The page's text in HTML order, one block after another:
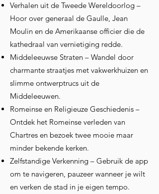
Verhalen uit de Tweede Wereldoorlog –
Hoor over generaal de Gaulle, Jean
Moulin en de Amerikaanse officier die de
kathedraal van vernietiging redde.
Middeleeuwse Straten – Wandel door
charmante straatjes met vakwerkhuizen en
slimme ontwerptrucs uit de
Middeleeuwen.
Romeinse en Religieuze Geschiedenis –
Ontdek het Romeinse verleden van
Chartres en bezoek twee mooie maar
minder bekende kerken.
Zelfstandige Verkenning – Gebruik de app
om te navigeren, pauzeer wanneer je wilt
en verken de stad in je eigen tempo.